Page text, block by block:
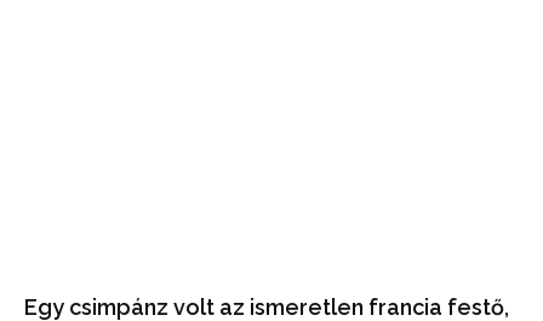
Egy csimpánz volt az ismeretlen francia festő,